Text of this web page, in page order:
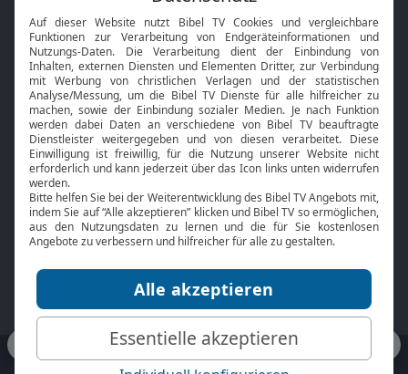
Neuigkeiten
Smart TV
HbbTV
Bibelthek Online-Bibel
Nächster Gottesdienst
Bibel TV
Über uns
Jobs
Mediadaten
Service
Kontakt
TV-Empfang
bibeltv.de: Impressum
Datenschutz